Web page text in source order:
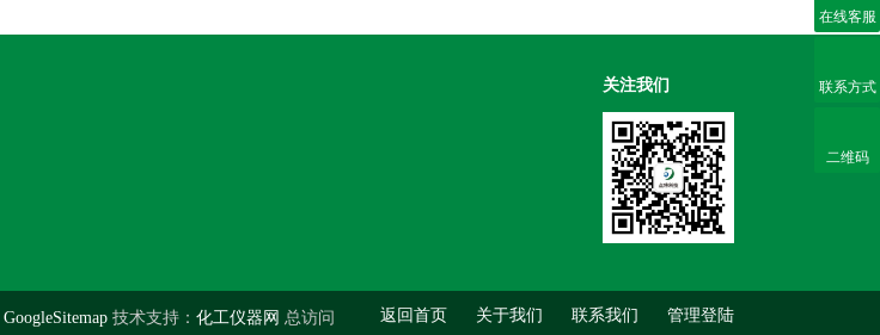
关注我们
GoogleSitemap 技术支持： 化工仪器网 总访问
返回首页 关于我们 联系我们 管理登陆
在线客服
联系方式
二维码